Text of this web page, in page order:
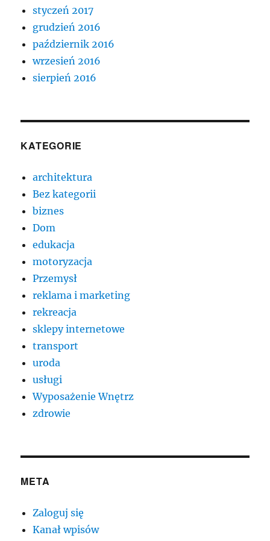
styczeń 2017
grudzień 2016
październik 2016
wrzesień 2016
sierpień 2016
KATEGORIE
architektura
Bez kategorii
biznes
Dom
edukacja
motoryzacja
Przemysł
reklama i marketing
rekreacja
sklepy internetowe
transport
uroda
usługi
Wyposażenie Wnętrz
zdrowie
META
Zaloguj się
Kanał wpisów